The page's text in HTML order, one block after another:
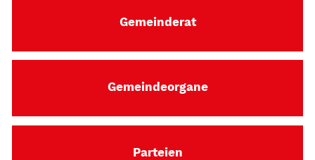
Gemeinderat
Gemeindeorgane
Parteien